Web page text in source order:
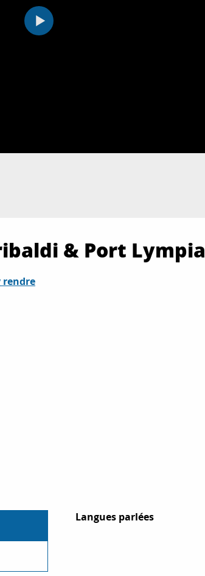
& Port Lympia
rendre
Langues parlées
Langues parlées